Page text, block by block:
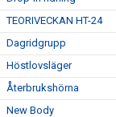
TEORIVECKAN HT-24
Dagridgrupp
Höstlovsläger
Återbrukshörna
New Body